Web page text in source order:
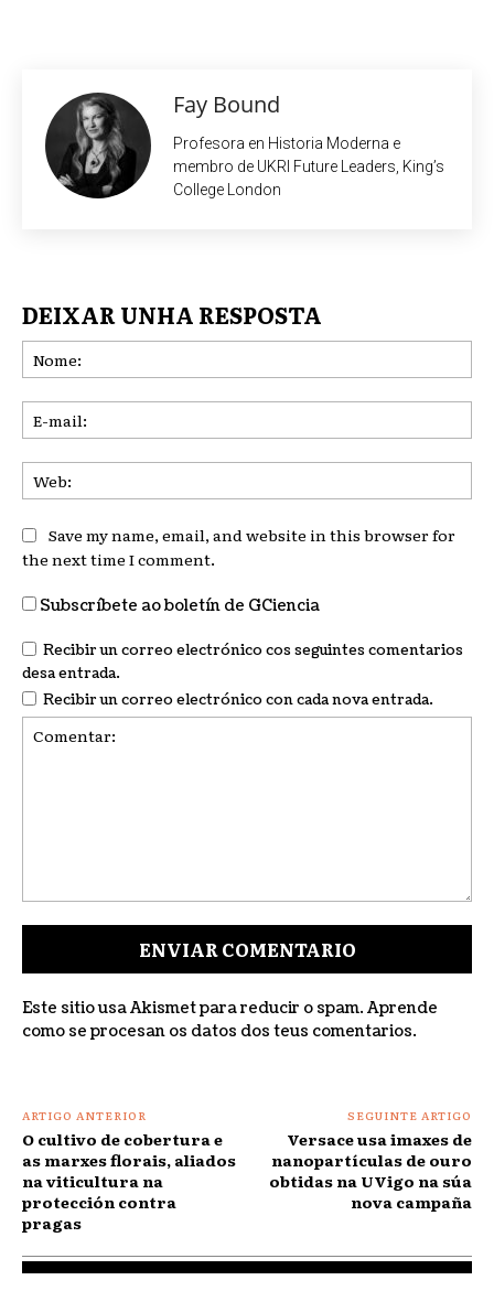
Fay Bound
Profesora en Historia Moderna e
membro de UKRI Future Leaders, King’s
College London
DEIXAR UNHA RESPOSTA
Save my name, email, and website in this browser for
the next time I comment.
Subscríbete ao boletín de GCiencia
Recibir un correo electrónico cos seguintes comentarios
desa entrada.
Recibir un correo electrónico con cada nova entrada.
Este sitio usa Akismet para reducir o spam. Aprende
como se procesan os datos dos teus comentarios.
ARTIGO ANTERIOR
O cultivo de cobertura e
as marxes florais, aliados
na viticultura na
protección contra
pragas
SEGUINTE ARTIGO
Versace usa imaxes de
nanopartículas de ouro
obtidas na UVigo na súa
nova campaña